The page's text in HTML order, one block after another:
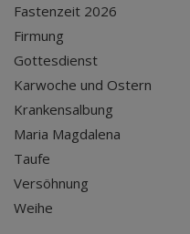
Fastenzeit 2026
Firmung
Gottesdienst
Karwoche und Ostern
Krankensalbung
Maria Magdalena
Taufe
Versöhnung
Weihe